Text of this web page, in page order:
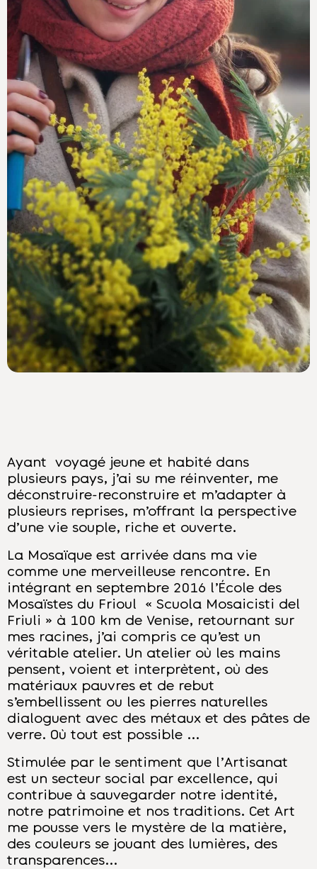
Ayant voyagé jeune et habité dans
plusieurs pays, j’ai su me réinventer, me
déconstruire-reconstruire et m’adapter à
plusieurs reprises, m’offrant la perspective
d’une vie souple, riche et ouverte.
La Mosaïque est arrivée dans ma vie
comme une merveilleuse rencontre. En
intégrant en septembre 2016 l’École des
Mosaïstes du Frioul « Scuola Mosaicisti del
Friuli » à 100 km de Venise, retournant sur
mes racines, j’ai compris ce qu’est un
véritable atelier. Un atelier où les mains
pensent, voient et interprètent, où des
matériaux pauvres et de rebut
s’embellissent ou les pierres naturelles
dialoguent avec des métaux et des pâtes de
verre. Où tout est possible …
Stimulée par le sentiment que l’Artisanat
est un secteur social par excellence, qui
contribue à sauvegarder notre identité,
notre patrimoine et nos traditions. Cet Art
me pousse vers le mystère de la matière,
des couleurs se jouant des lumières, des
transparences…